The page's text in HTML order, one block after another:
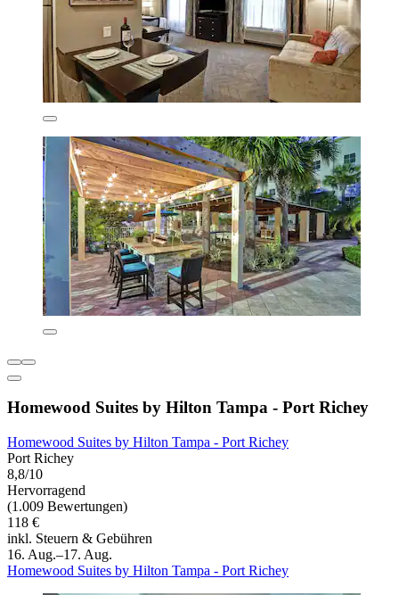
Homewood Suites by Hilton Tampa - Port Richey
Homewood Suites by Hilton Tampa - Port Richey
Port Richey
8,8/10
Hervorragend
(1.009 Bewertungen)
118 €
inkl. Steuern & Gebühren
16. Aug.–17. Aug.
Homewood Suites by Hilton Tampa - Port Richey